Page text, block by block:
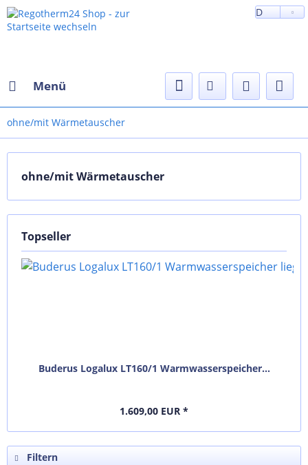
D
Menü
ohne/mit Wärmetauscher
ohne/mit Wärmetauscher
Topseller
Buderus Logalux LT160/1 Warmwasserspeicher...
1.609,00 EUR *
Filtern